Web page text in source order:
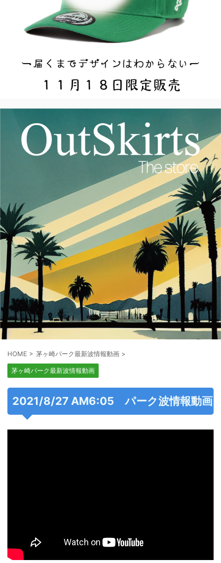
HOME > 茅ヶ崎パーク最新波情報動画 >
茅ヶ崎パーク最新波情報動画
2021/8/27 AM6:05 パーク波情報動画